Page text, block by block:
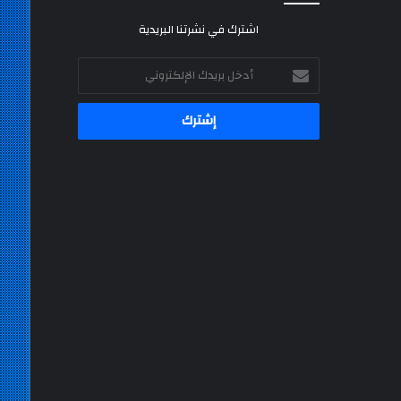
اشترك في نشرتنا البريدية
أدخل
بريدك
الإلكتروني